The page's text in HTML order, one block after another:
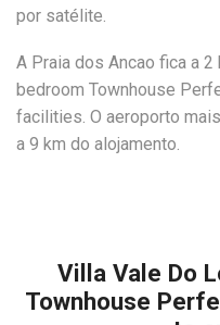
por satélite.
A Praia dos Ancao fica a
bedroom Townhouse
facilities. O aeroporto
a 9 km do alojamento.
Villa Vale Do
Townhouse